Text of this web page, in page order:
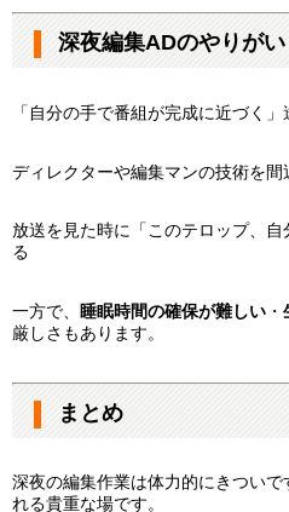
深夜編集ADのやりがい
「自分の手で番組が完成に近づく
ディレクターや編集マンの技術を間
放送を見た時に「このテロップ、
る
一方で、 睡眠時間の確保が難しい ・
厳しさもあります。
まとめ
深夜の編集作業は体力的にきつい
れる貴重な場です。